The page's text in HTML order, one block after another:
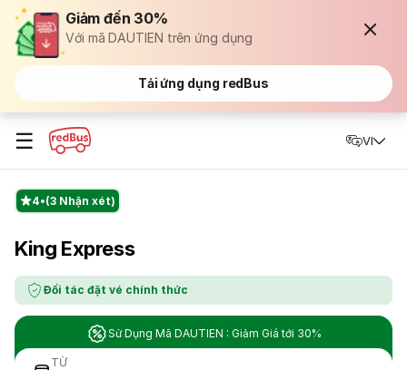
Giảm đến 30%
Với mã DAUTIEN trên ứng dụng
Tải ứng dụng redBus
☰ VI
4 (3 Nhận xét)
King Express
Đối tác đặt vé chính thức
Sử Dụng Mã DAUTIEN : Giảm Giá tới 30%
TỪ